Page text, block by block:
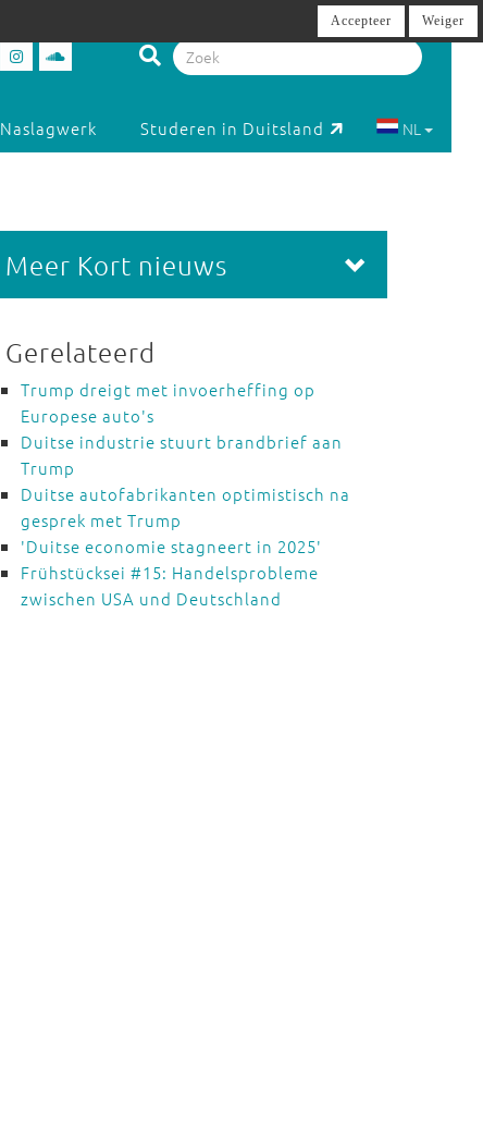
Naslagwerk Studeren in Duitsland NL
Meer Kort nieuws
Gerelateerd
Trump dreigt met invoerheffing op
Europese auto's
Duitse industrie stuurt brandbrief aan
Trump
Duitse autofabrikanten optimistisch na
gesprek met Trump
'Duitse economie stagneert in 2025'
Frühstücksei #15: Handelsprobleme
zwischen USA und Deutschland
Accepteer Weiger